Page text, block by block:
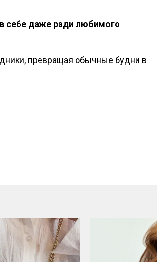
себе даже ради любимого
превращая обычные будни в